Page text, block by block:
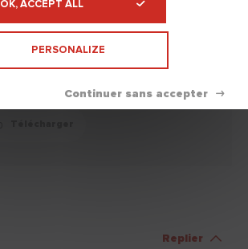
Replier
OK, ACCEPT ALL
PERSONALIZE